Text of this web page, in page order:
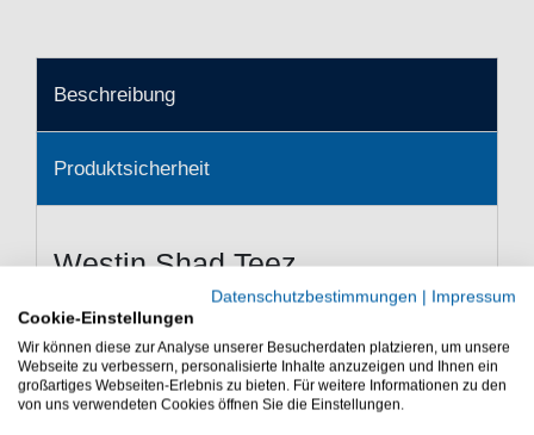
Beschreibung
Produktsicherheit
Westin Shad Teez
Gummifische
Ein Westin Gummifisch für
verschiedene Raubfische
Westin Shad Teez - Der Westin Shad Teez ist ein
Datenschutzbestimmungen | Impressum
Cookie-Einstellungen
Wir können diese zur Analyse unserer Besucherdaten platzieren, um unsere
Webseite zu verbessern, personalisierte Inhalte anzuzeigen und Ihnen ein
großartiges Webseiten-Erlebnis zu bieten. Für weitere Informationen zu den
von uns verwendeten Cookies öffnen Sie die Einstellungen.